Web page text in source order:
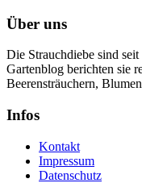
Über uns
Die Strauchdiebe sind
Gartenblog berichten sie
Beerensträuchern,
Infos
Kontakt
Impressum
Datenschutz